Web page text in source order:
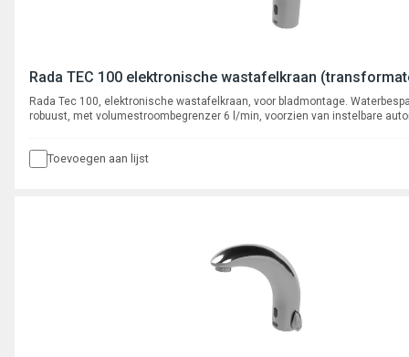
Rada TEC 100 elektronische wastafelkraan
Rada Tec 100, elektronische wastafelkraan, voor bladmontage.
robuust, met volumestroombegrenzer 6 l/min, voorzien van instelbare
Toevoegen aan lijst